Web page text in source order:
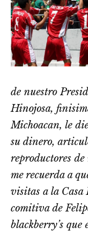
de nuestro
Hinojosa,
Michoacan, le
su dinero,
reproductores de
me recuerda a
visitas a la Casa
comitiva de
blackberry’s que